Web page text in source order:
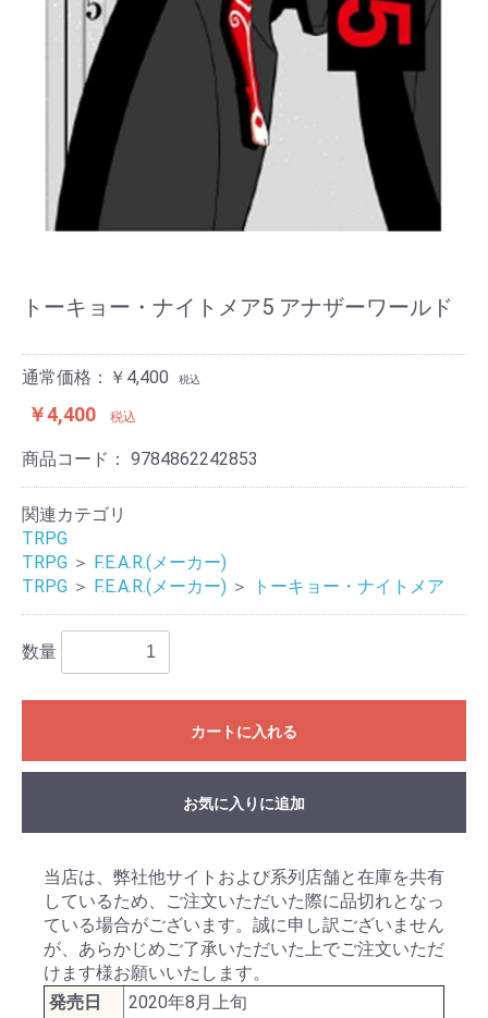
トーキョー・ナイトメア5 アナザーワールド
通常価格：￥4,400 税込
￥4,400 税込
商品コード： 9784862242853
関連カテゴリ
TRPG
TRPG ＞ F.E.A.R.(メーカー)
TRPG ＞ F.E.A.R.(メーカー) ＞ トーキョー・ナイトメア
数量
カートに入れる
お気に入りに追加
当店は、弊社他サイトおよび系列店舗と在庫を共有
しているため、ご注文いただいた際に品切れとなっ
ている場合がございます。誠に申し訳ございません
が、あらかじめご了承いただいた上でご注文いただ
けます様お願いいたします。
発売日
2020年8月上旬